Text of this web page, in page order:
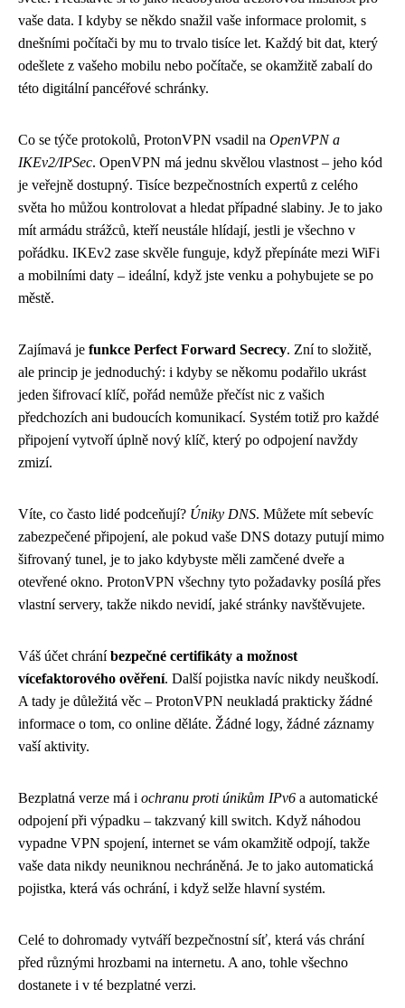
vaše data. I kdyby se někdo snažil vaše informace prolomit, s
dnešními počítači by mu to trvalo tisíce let. Každý bit dat, který
odešlete z vašeho mobilu nebo počítače, se okamžitě zabalí do
této digitální pancéřové schránky.
Co se týče protokolů, ProtonVPN vsadil na OpenVPN a
IKEv2/IPSec. OpenVPN má jednu skvělou vlastnost – jeho kód
je veřejně dostupný. Tisíce bezpečnostních expertů z celého
světa ho můžou kontrolovat a hledat případné slabiny. Je to jako
mít armádu strážců, kteří neustále hlídají, jestli je všechno v
pořádku. IKEv2 zase skvěle funguje, když přepínáte mezi WiFi
a mobilními daty – ideální, když jste venku a pohybujete se po
městě.
Zajímavá je funkce Perfect Forward Secrecy. Zní to složitě,
ale princip je jednoduchý: i kdyby se někomu podařilo ukrást
jeden šifrovací klíč, pořád nemůže přečíst nic z vašich
předchozích ani budoucích komunikací. Systém totiž pro každé
připojení vytvoří úplně nový klíč, který po odpojení navždy
zmizí.
Víte, co často lidé podceňují? Úniky DNS. Můžete mít sebevíc
zabezpečené připojení, ale pokud vaše DNS dotazy putují mimo
šifrovaný tunel, je to jako kdybyste měli zamčené dveře a
otevřené okno. ProtonVPN všechny tyto požadavky posílá přes
vlastní servery, takže nikdo nevidí, jaké stránky navštěvujete.
Váš účet chráníbezpečné certifikáty a možnost
vícefaktorového ověření. Další pojistka navíc nikdy neuškodí.
A tady je důležitá věc – ProtonVPN neukladá prakticky žádné
informace o tom, co online děláte. Žádné logy, žádné záznamy
vaší aktivity.
Bezplatná verze má i ochranu proti únikům IPv6 a automatické
odpojení při výpadku – takzvaný kill switch. Když náhodou
vypadne VPN spojení, internet se vám okamžitě odpojí, takže
vaše data nikdy neuniknou nechráněná. Je to jako automatická
pojistka, která vás ochrání, i když selže hlavní systém.
Celé to dohromady vytváří bezpečnostní síť, která vás chrání
před různými hrozbami na internetu. A ano, tohle všechno
dostanete i v té bezplatné verzi.